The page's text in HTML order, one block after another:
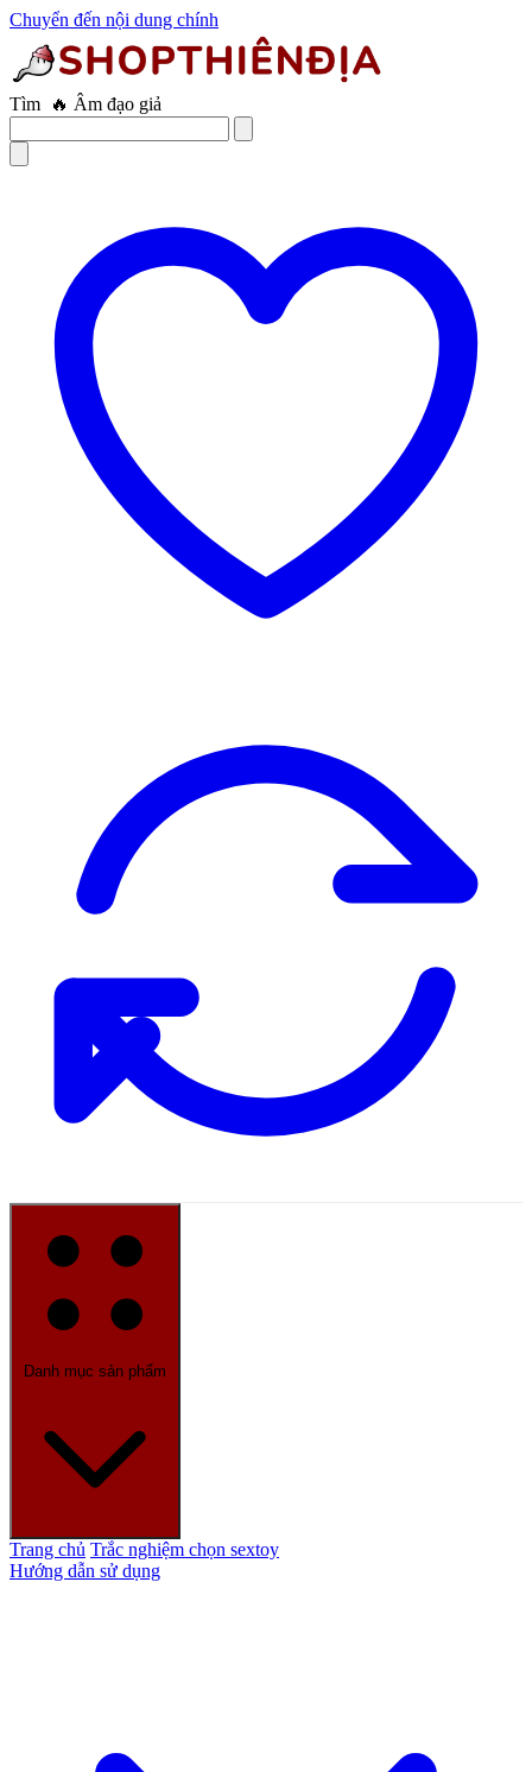
Chuyển đến nội dung chính
Tìm 🔥 Âm đạo giả
Danh mục sản phẩm
Trang chủ Trắc nghiệm chọn sextoy
Hướng dẫn sử dụng